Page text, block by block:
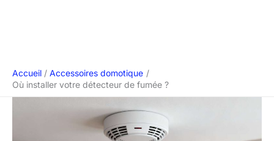
Accueil
Accessoires domotique
Où installer votre détecteur de fumée ?